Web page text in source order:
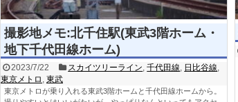
撮影地メモ:北千住駅(東武3階ホーム・
地下千代田線ホーム)
2023/7/22 スカイツリーライン,千代田線, 日比谷線,
東京メトロ , 東武
東京メトロが乗り入れる東武3階ホームと千代田線ホームから。